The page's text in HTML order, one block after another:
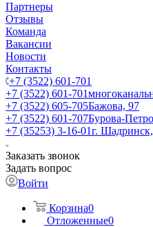
Партнеры
Отзывы
Команда
Вакансии
Новости
Контакты
+7 (3522) 601-701
+7 (3522) 601-701
+7 (3522) 605-705Бажова, 97
+7 (3522) 601-707Бурова-
+7 (35253) 3-16-01г.
Заказать звонок
Задать вопрос
Войти
Корзина0
Отложенные0